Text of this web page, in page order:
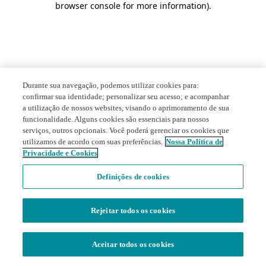
browser console for more information).
Durante sua navegação, podemos utilizar cookies para:
confirmar sua identidade; personalizar seu acesso; e acompanhar
a utilização de nossos websites, visando o aprimoramento de sua
funcionalidade. Alguns cookies são essenciais para nossos
serviços, outros opcionais. Você poderá gerenciar os cookies que
utilizamos de acordo com suas preferências. Nossa Política de
Privacidade e Cookies
Definições de cookies
Rejeitar todos os cookies
Aceitar todos os cookies